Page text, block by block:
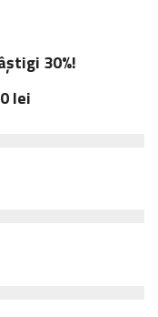
30%!
lei